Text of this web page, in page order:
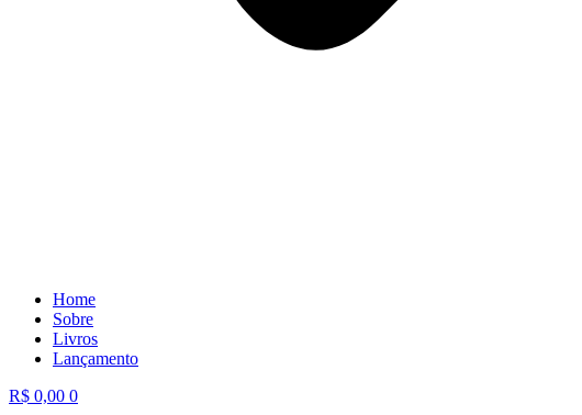
Home
Sobre
Livros
Lançamento
R$ 0,00 0